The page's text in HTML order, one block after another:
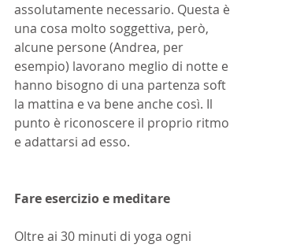
assolutamente necessario. Questa è
una cosa molto soggettiva, però,
alcune persone (Andrea, per
esempio) lavorano meglio di notte e
hanno bisogno di una partenza soft
la mattina e va bene anche così. Il
punto è riconoscere il proprio ritmo
e adattarsi ad esso.
Fare esercizio e meditare
Oltre ai 30 minuti di yoga ogni